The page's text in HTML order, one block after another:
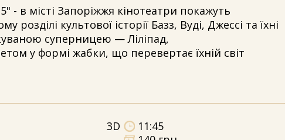
- в місті Запоріжжя кінотеатри покажуть
розділі культової історії Базз, Вуді, Джессі та їхні
суперницею — Ліліпад,
у формі жабки, що перевертає їхній світ
3D
11:45